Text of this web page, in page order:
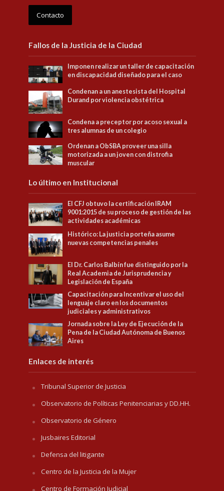
Contacto
Fallos de la Justicia de la Ciudad
Imponen realizar un taller de capacitación
en discapacidad diseñado para el caso
Condenan a un anestesista del Hospital
Durand por violencia obstétrica
Condena a preceptor por acoso sexual a
tres alumnas de un colegio
Ordenan a ObSBA proveer una silla
motorizada a un joven con distrofia
muscular
Lo último en Institucional
El CFJ obtuvo la certificación IRAM
9001:2015 de su proceso de gestión de las
actividades académicas
Histórico: La justicia porteña asume
nuevas competencias penales
El Dr. Carlos Balbín fue distinguido por la
Real Academia de Jurisprudencia y
Legislación de España
Capacitación para Incentivar el uso del
lenguaje claro en los documentos
judiciales y administrativos
Jornada sobre la Ley de Ejecución de la
Pena de la Ciudad Autónoma de Buenos
Aires
Enlaces de interés
Tribunal Superior de Justicia
Observatorio de Políticas Penitenciarias y DD.HH.
Observatorio de Género
Jusbaires Editorial
Defensa del litigante
Centro de la Justicia de la Mujer
Centro de Formación Judicial